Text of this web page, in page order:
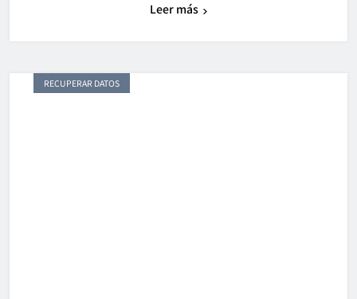
Leer más
RECUPERAR DATOS